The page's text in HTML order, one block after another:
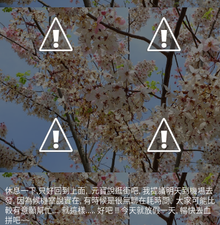
休息一下,只好回到上面, 元寶說逛街吧, 我提議明天到機場去
發, 因為候機室說實在, 有時候是很無聊在耗時間, 大家可能比
較有意願幫忙.... 就這樣..... 好吧 !! 今天就放假一天, 暢快去血
拼吧~~